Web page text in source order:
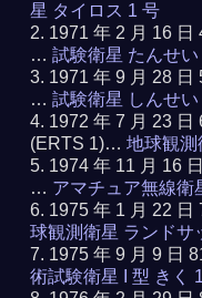
星 タイロス 1 号
1971 年 2 月 16 日
…試験衛星 たんせ
1971 年 9 月 28 日
…試験衛星 しんせ
1972 年 7 月 23 日
(ERTS 1)…地球観測
1974 年 11 月 16
… アマチュア無線衛
1975 年 1 月 22
球観測衛星 ランドサ
1975 年 9 月 9 日
術試験衛星 I 型 きく